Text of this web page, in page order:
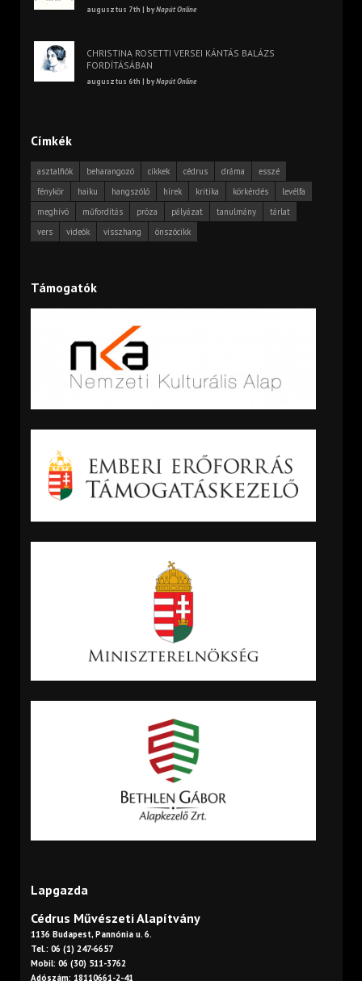
augusztus 7th | byNapút Online
CHRISTINA ROSETTI VERSEI KÁNTÁS BALÁZS
FORDÍTÁSÁBAN
augusztus 6th | byNapút Online
Címkék
asztalfiók beharangozó cikkek cédrus dráma
esszé
fénykör
haiku hangszóló hírek kritika körkérdés
levélfa
meghívó
műfordítás próza pályázat tanulmány
tárlat
vers
videók visszhang önszócikk
Támogatók
Lapgazda
Cédrus Művészeti Alapítvány
1136 Budapest, Pannónia u. 6.
Tel.: 06 (1) 247-6657
Mobil: 06 (30) 511-3762
Adószám: 18110661-2-41